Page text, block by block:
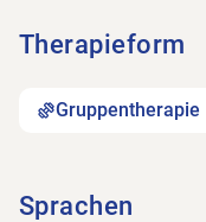
Therapieform
Gruppentherapie
Sprachen